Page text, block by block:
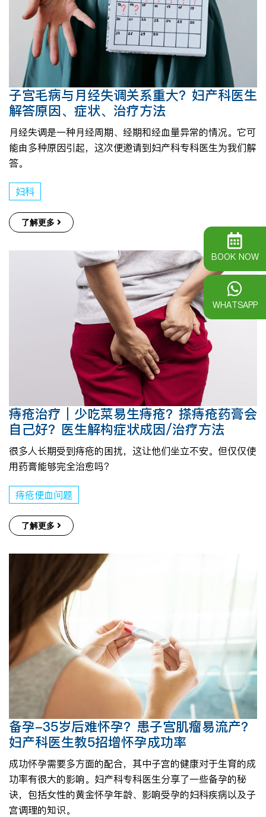
子宫毛病与月经失调关系重大？妇产科医生
解答原因、症状、治疗方法
月经失调是一种月经周期、经期和经血量异常的情况。它可
能由多种原因引起，这次便邀请到妇产科专科医生为我们解
答。
妇科
了解更多
痔疮治疗｜少吃菜易生痔疮？搽痔疮药膏会
自己好？医生解构症状成因/治疗方法
很多人长期受到痔疮的困扰，这让他们坐立不安。但仅仅使
用药膏能够完全治愈吗？
痔疮便血问题
了解更多
备孕-35岁后难怀孕？患子宫肌瘤易流产？
妇产科医生教5招增怀孕成功率
成功怀孕需要多方面的配合，其中子宫的健康对于生育的成
功率有很大的影响。妇产科专科医生分享了一些备孕的秘
诀，包括女性的黄金怀孕年龄、影响受孕的妇科疾病以及子
宫调理的知识。
BOOK NOW
WHATSAPP